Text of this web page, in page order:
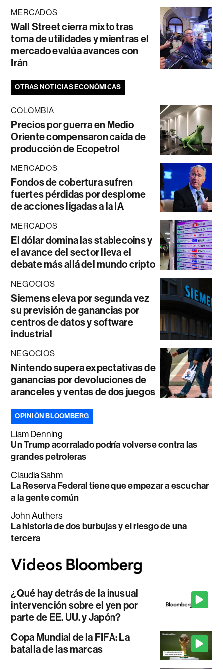
MERCADOS
Wall Street cierra mixto tras
toma de utilidades y mientras el
mercado evalúa avances con
Irán
OTRAS NOTICIAS ECONÓMICAS
COLOMBIA
Precios por guerra en Medio
Oriente compensaron caída de
producción de Ecopetrol
MERCADOS
Fondos de cobertura sufren
fuertes pérdidas por desplome
de acciones ligadas a la IA
MERCADOS
El dólar domina las stablecoins y
el avance del sector lleva el
debate más allá del mundo cripto
NEGOCIOS
Siemens eleva por segunda vez
su previsión de ganancias por
centros de datos y software
industrial
NEGOCIOS
Nintendo supera expectativas de
ganancias por devoluciones de
aranceles y ventas de dos juegos
OPINIÓN BLOOMBERG
Liam Denning
Un Trump acorralado podría volverse contra las
grandes petroleras
Claudia Sahm
La Reserva Federal tiene que empezar a escuchar
a la gente común
John Authers
La historia de dos burbujas y el riesgo de una
tercera
¿Qué hay detrás de la inusual
intervención sobre el yen por
parte de EE. UU. y Japón?
Copa Mundial de la FIFA: La
batalla de las marcas